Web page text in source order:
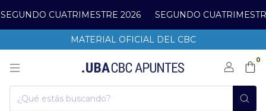
CUATRIMESTRE 2026 SEGUNDO
MATERIAL OFICIAL DEL CBC
0